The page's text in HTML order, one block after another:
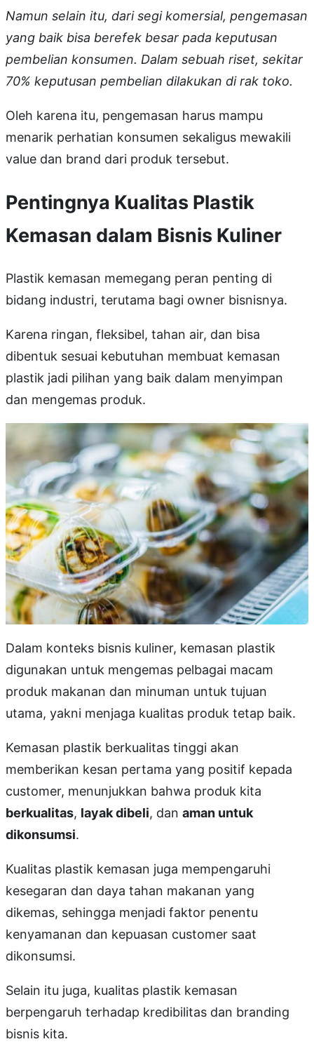
Namun selain itu, dari segi komersial, pengemasan
yang baik bisa berefek besar pada keputusan
pembelian konsumen. Dalam sebuah riset, sekitar
70% keputusan pembelian dilakukan di rak toko.
Oleh karena itu, pengemasan harus mampu
menarik perhatian konsumen sekaligus mewakili
value dan brand dari produk tersebut.
Pentingnya Kualitas Plastik
Kemasan dalam Bisnis Kuliner
Plastik kemasan memegang peran penting di
bidang industri, terutama bagi owner bisnisnya.
Karena ringan, fleksibel, tahan air, dan bisa
dibentuk sesuai kebutuhan membuat kemasan
plastik jadi pilihan yang baik dalam menyimpan
dan mengemas produk.
Dalam konteks bisnis kuliner, kemasan plastik
digunakan untuk mengemas pelbagai macam
produk makanan dan minuman untuk tujuan
utama, yakni menjaga kualitas produk tetap baik.
Kemasan plastik berkualitas tinggi akan
memberikan kesan pertama yang positif kepada
customer, menunjukkan bahwa produk kita
berkualitas, layak dibeli, dan aman untuk
dikonsumsi.
Kualitas plastik kemasan juga mempengaruhi
kesegaran dan daya tahan makanan yang
dikemas, sehingga menjadi faktor penentu
kenyamanan dan kepuasan customer saat
dikonsumsi.
Selain itu juga, kualitas plastik kemasan
berpengaruh terhadap kredibilitas dan branding
bisnis kita.